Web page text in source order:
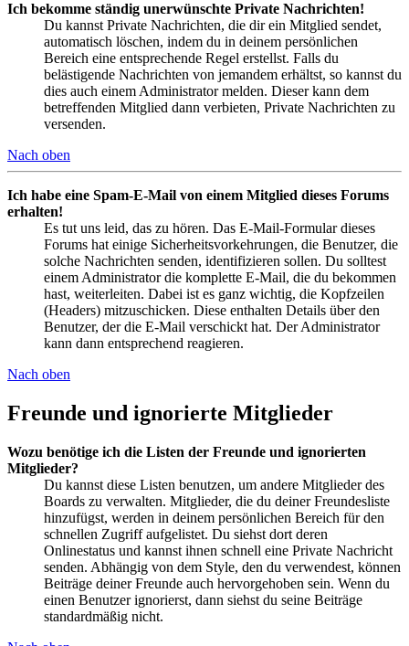
Ich bekomme ständig unerwünschte Private Nachrichten!
Du kannst Private Nachrichten, die dir ein Mitglied sendet,
automatisch löschen, indem du in deinem persönlichen
Bereich eine entsprechende Regel erstellst. Falls du
belästigende Nachrichten von jemandem erhältst, so kannst du
dies auch einem Administrator melden. Dieser kann dem
betreffenden Mitglied dann verbieten, Private Nachrichten zu
versenden.
Nach oben
Ich habe eine Spam-E-Mail von einem Mitglied dieses Forums
erhalten!
Es tut uns leid, das zu hören. Das E-Mail-Formular dieses
Forums hat einige Sicherheitsvorkehrungen, die Benutzer, die
solche Nachrichten senden, identifizieren sollen. Du solltest
einem Administrator die komplette E-Mail, die du bekommen
hast, weiterleiten. Dabei ist es ganz wichtig, die Kopfzeilen
(Headers) mitzuschicken. Diese enthalten Details über den
Benutzer, der die E-Mail verschickt hat. Der Administrator
kann dann entsprechend reagieren.
Nach oben
Freunde und ignorierte Mitglieder
Wozu benötige ich die Listen der Freunde und ignorierten
Mitglieder?
Du kannst diese Listen benutzen, um andere Mitglieder des
Boards zu verwalten. Mitglieder, die du deiner Freundesliste
hinzufügst, werden in deinem persönlichen Bereich für den
schnellen Zugriff aufgelistet. Du siehst dort deren
Onlinestatus und kannst ihnen schnell eine Private Nachricht
senden. Abhängig von dem Style, den du verwendest, können
Beiträge deiner Freunde auch hervorgehoben sein. Wenn du
einen Benutzer ignorierst, dann siehst du seine Beiträge
standardmäßig nicht.